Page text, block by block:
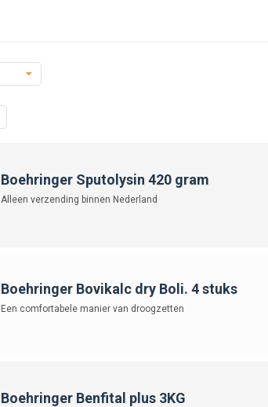
Boehringer Sputolysin 420 gram
Alleen verzending binnen Nederland
Boehringer Bovikalc dry Boli. 4 stuks
Een comfortabele manier van droogzetten
Boehringer Benfital plus 3KG